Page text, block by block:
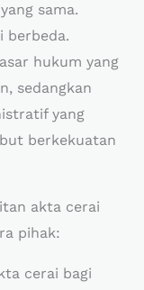
sama.
berbeda.
hukum yang
sedangkan
yang
berkekuatan
akta cerai
pihak:
cerai bagi